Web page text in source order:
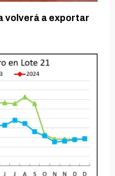
volverá a exportar